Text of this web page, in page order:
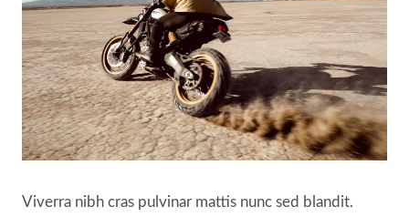
Viverra nibh cras pulvinar mattis nunc sed blandit.